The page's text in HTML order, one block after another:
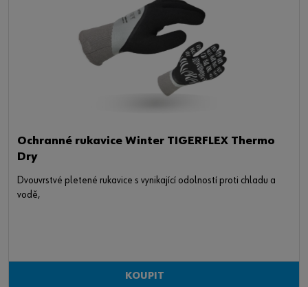
Ochranné rukavice Winter TIGERFLEX Thermo
Dry
Dvouvrstvé pletené rukavice s vynikající odolností proti chladu a
vodě,
KOUPIT